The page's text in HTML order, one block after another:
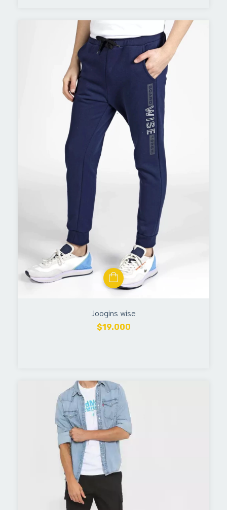
Joogins wise
$19.000